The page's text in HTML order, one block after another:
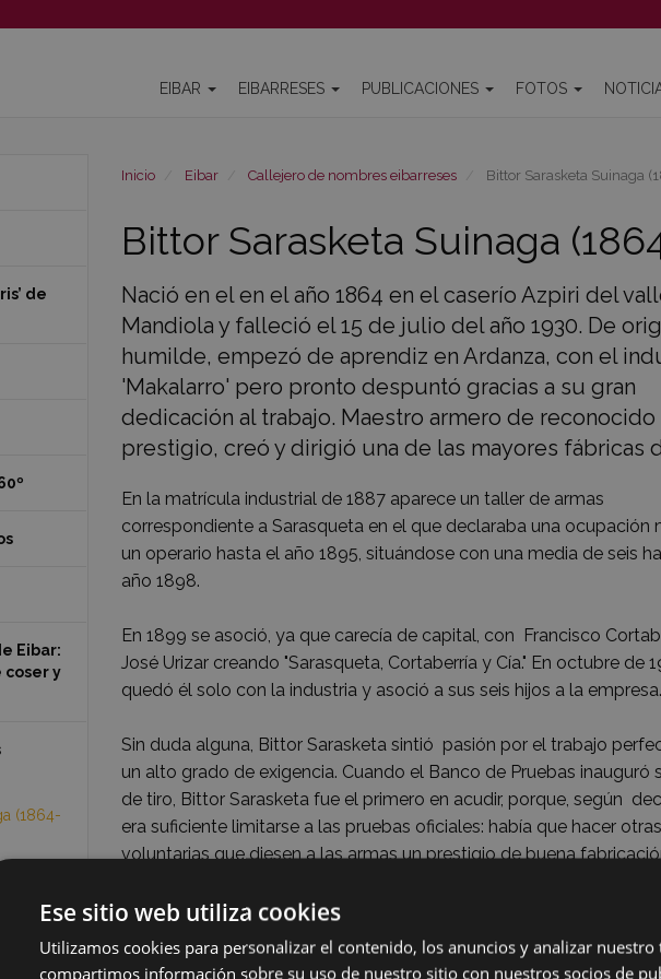
EIBAR EIBARRESES PUBLICACIONES FOTOS
Inicio Eibar Callejero de nombres eibarreses Bittor Sarasketa Suinaga
Bittor Sarasketa Suinaga
Nació en el en el año 1864 en el caserío Azpiri del
Mandiola y falleció el 15 de julio del año 1930. De
humilde, empezó de aprendiz en Ardanza, con el
'Makalarro' pero pronto despuntó gracias a su gran
dedicación al trabajo. Maestro armero de reconocido
prestigio, creó y dirigió una de las mayores fábricas
En la matrícula industrial de 1887 aparece un taller de armas
correspondiente a Sarasqueta en el que declaraba una ocupación
un operario hasta el año 1895, situándose con una media de seis
año 1898.
En 1899 se asoció, ya que carecía de capital, con Francisco
José Urizar creando "Sarasqueta, Cortaberría y Cía." En octubre de
quedó él solo con la industria y asoció a sus seis hijos a la empresa.
Sin duda alguna, Bittor Sarasketa sintió pasión por el trabajo
un alto grado de exigencia. Cuando el Banco de Pruebas inauguró
de tiro, Bittor Sarasketa fue el primero en acudir, porque, según
era suficiente limitarse a las pruebas oficiales: había que hacer otras
voluntarias que diesen a las armas un prestigio de buena
Por otro lado, Bittor Sarasketa apoyó desde el primer momento
Armería.
de
Eibar:
coser y
(1864-
1951)
Ese sitio web utiliza cookies
Utilizamos cookies para personalizar el contenido, los anuncios y analizar nuestro
compartimos información sobre su uso de nuestro sitio con nuestros socios de